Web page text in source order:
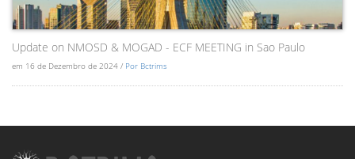
Update on NMOSD & MOGAD - ECF MEETING in Sao Paulo
em 16 de Dezembro de 2024 / Por Bctrims